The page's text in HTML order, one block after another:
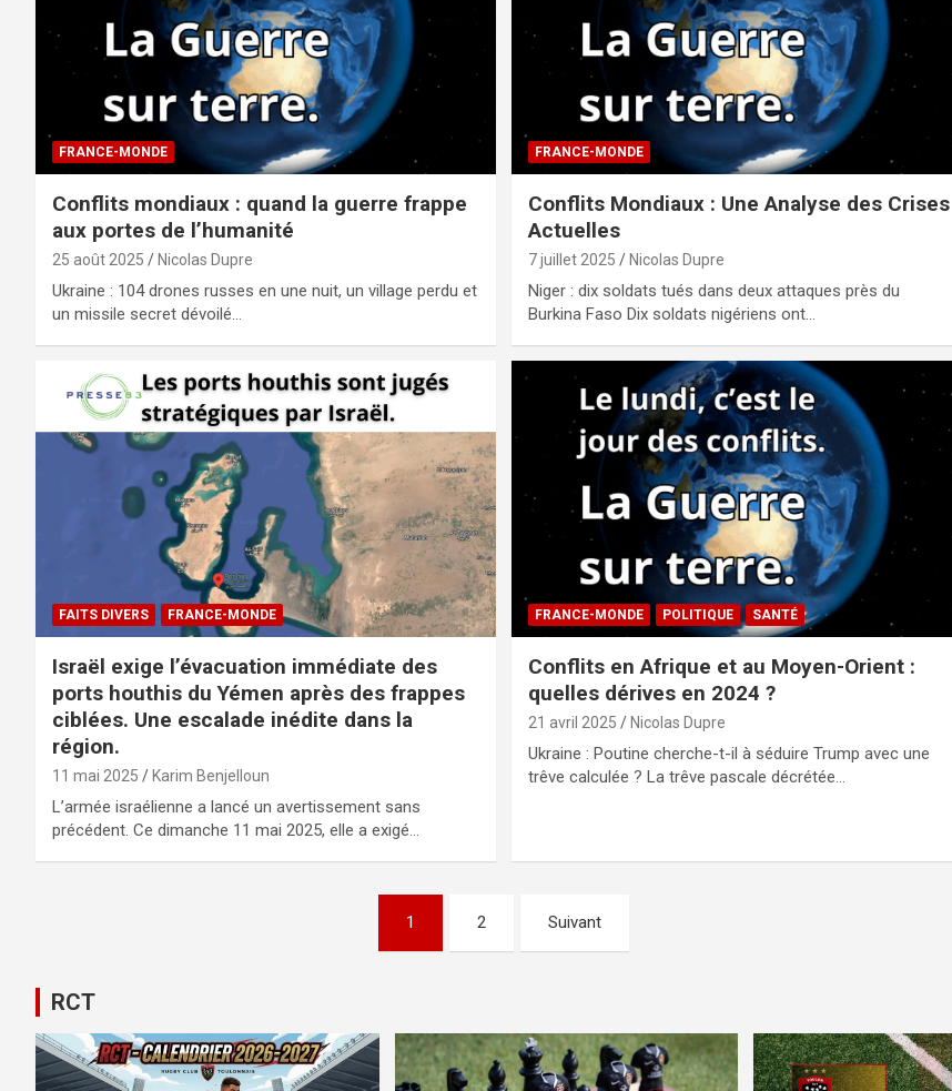
FRANCE-MONDE
Conflits mondiaux : quand la guerre frappe
aux portes de l’humanité
25 août 2025 Nicolas Dupre
Ukraine : 104 drones russes en une nuit, un village perdu et
un missile secret dévoilé…
FRANCE-MONDE
Conflits Mondiaux : Une Analyse des Crises
Actuelles
7 juillet 2025 Nicolas Dupre
Niger : dix soldats tués dans deux attaques près du
Burkina Faso Dix soldats nigériens ont…
FAITS DIVERS FRANCE-MONDE
Israël exige l’évacuation immédiate des
ports houthis du Yémen après des frappes
ciblées. Une escalade inédite dans la
région.
11 mai 2025 Karim Benjelloun
L’armée israélienne a lancé un avertissement sans
précédent. Ce dimanche 11 mai 2025, elle a exigé…
FRANCE-MONDE POLITIQUE SANTÉ
Conflits en Afrique et au Moyen-Orient :
quelles dérives en 2024 ?
21 avril 2025 Nicolas Dupre
Ukraine : Poutine cherche-t-il à séduire Trump avec une
trêve calculée ? La trêve pascale décrétée…
publications
1 2 Suivant
RCT